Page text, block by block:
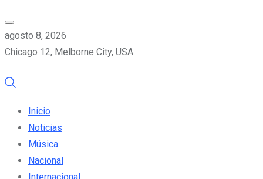
agosto 8, 2026
Chicago 12, Melborne City, USA
Inicio
Noticias
Música
Nacional
Internacional